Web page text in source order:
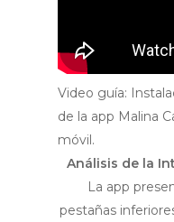
Video guía:
de la app Malina
móvil.
Análisis de la
La app
pestañas